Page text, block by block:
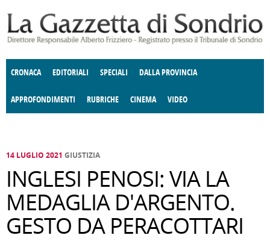
CRONACA EDITORIALI SPECIALI DALLA PROVINCIA
APPROFONDIMENTI
E SPETTACOLI POLITICA
RUBRICHE
DELLE IDEE FATTI DELLO SPIRITO
CINEMA VIDEO
14 LUGLIO 2021 GIUSTIZIA
INGLESI PENOSI: VIA LA
MEDAGLIA D'ARGENTO.
GESTO DA PERACOTTARI